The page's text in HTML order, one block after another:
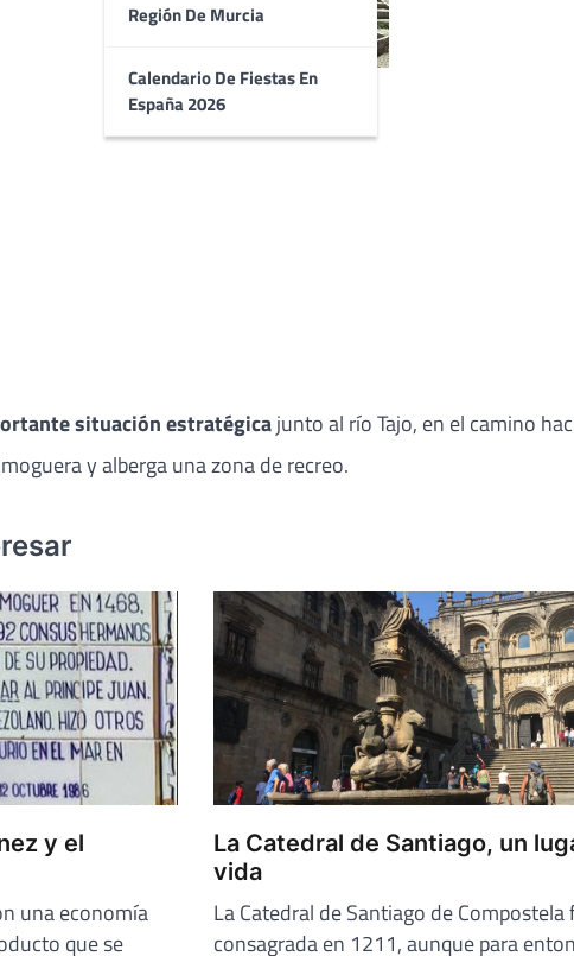
Región De Murcia
Calendario De Fiestas En
España 2026
situación estratégicajunto al río Tajo, en el camino
y alberga una zona de recreo.
y el
una economía
que se
La Catedral de Santiago, un
vida
La Catedral de Santiago de Compostela
consagrada en 1211, aunque para